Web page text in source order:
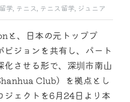
Cup
留学, テニス, テニス留学, ジュニア
、日本の元トッププ
ビジョンを共有し、パート
化させる形で、深圳市南山
Club）を拠点とし
ジェクトを6月24日より本